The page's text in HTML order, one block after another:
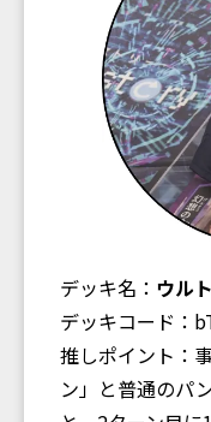
デッキ名： ウル
デッキコード：
推しポイント：
ン」と普通のパ